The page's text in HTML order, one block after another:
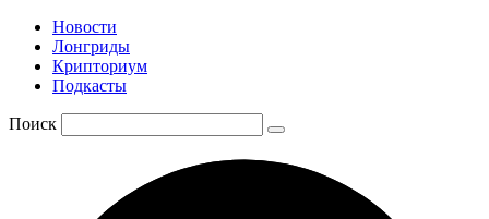
Новости
Лонгриды
Крипториум
Подкасты
Поиск